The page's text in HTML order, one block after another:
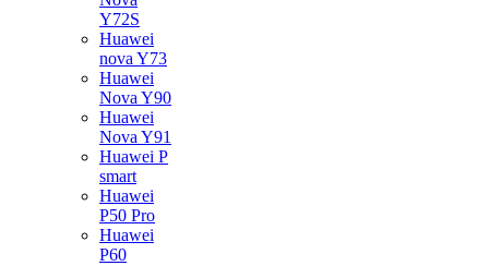
Y72S
Huawei
nova Y73
Huawei
Nova Y90
Huawei
Nova Y91
Huawei P
smart
Huawei
P50 Pro
Huawei
P60